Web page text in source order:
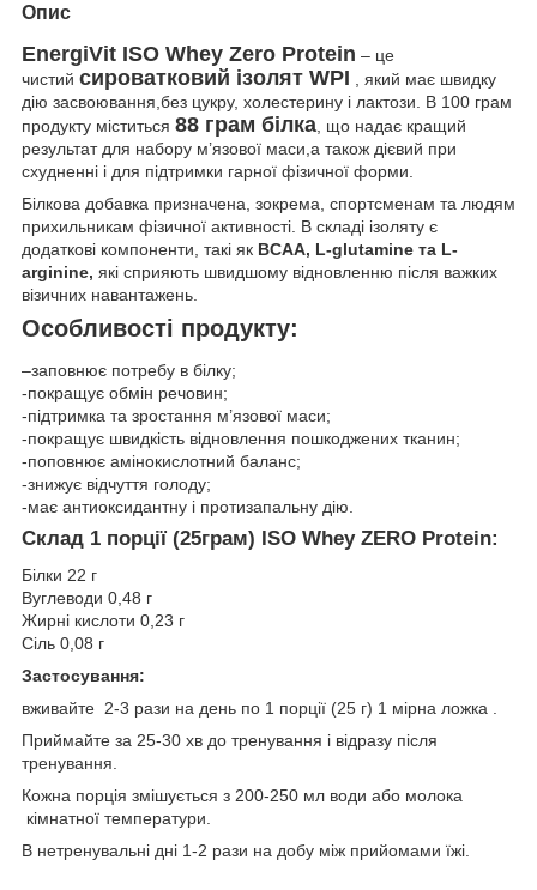
Опис
EnergiVit ISO Whey Zero Protein – це
чистий сироватковий ізолят WPI , який має швидку
дію засвоювання,без цукру, холестерину і лактози. В 100 грам
продукту міститься 88 грам білка , що надає кращий
результат для набору м’язової маси,а також дієвий при
схудненні і для підтримки гарної фізичної форми.
Білкова добавка призначена, зокрема, спортсменам та людям
прихильникам фізичної активності. В складі ізоляту є
додаткові компоненти, такі як BCAA, L-glutamine та L-
arginine, які сприяють швидшому відновленню після важких
візичних навантажень.
Особливості продукту:
–заповнює потребу в білку;
-покращує обмін речовин;
-підтримка та зростання м’язової маси;
-покращує швидкість відновлення пошкоджених тканин;
-поповнює амінокислотний баланс;
-знижує відчуття голоду;
-має антиоксидантну і протизапальну дію.
Склад 1 порції (25грам) ISO Whey ZERO Protein:
Білки 22 г
Вуглеводи 0,48 г
Жирні кислоти 0,23 г
Сіль 0,08 г
Застосування:
вживайте 2-3 рази на день по 1 порції (25 г) 1 мірна ложка .
Приймайте за 25-30 хв до тренування і відразу після
тренування.
Кожна порція змішується з 200-250 мл води або молока
кімнатної температури.
В нетренувальні дні 1-2 рази на добу між прийомами їжі.